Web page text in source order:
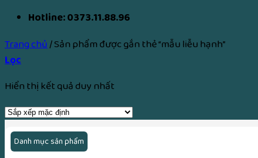
Hotline: 0373.11.88.96
Trang chủ/Sản phẩm được gắn thẻ “mẫu liễu hạnh”
Lọc
Hiển thị kết quả duy nhất
Danh mục sản phẩm